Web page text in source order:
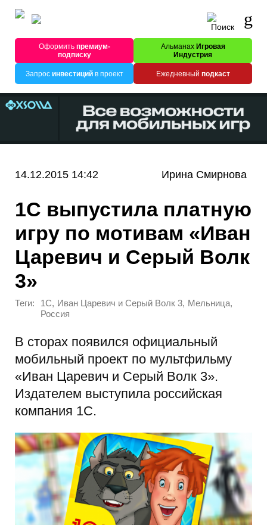
Оформитьпремиум-
подписку
Альманах Игровая
Индустрия
Запрос инвестицийв проект Ежедневный подкаст
14.12.2015 14:42 Ирина Смирнова
1С выпустила платную
игру по мотивам «Иван
Царевич и Серый Волк
3»
Теги: 1С, Иван Царевич и Серый Волк 3, Мельница,
Россия
В сторах появился официальный
мобильный проект по мультфильму
«Иван Царевич и Серый Волк 3».
Издателем выступила российская
компания 1С.